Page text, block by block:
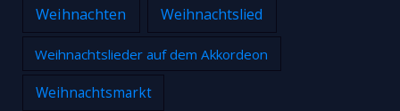
Weihnachten Weihnachtslied
Weihnachtslieder auf dem Akkordeon
Weihnachtsmarkt